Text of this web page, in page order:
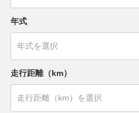
年式
走行距離（km）